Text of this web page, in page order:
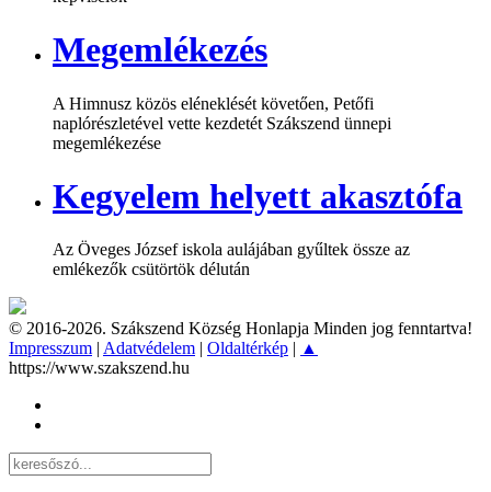
Megemlékezés
A Himnusz közös eléneklését követően, Petőfi
naplórészletével vette kezdetét Szákszend ünnepi
megemlékezése
Kegyelem helyett akasztófa
Az Öveges József iskola aulájában gyűltek össze az
emlékezők csütörtök délután
© 2016-2026. Szákszend Község Honlapja Minden jog fenntartva!
Impresszum | Adatvédelem | Oldaltérkép | ▲
https://www.szakszend.hu